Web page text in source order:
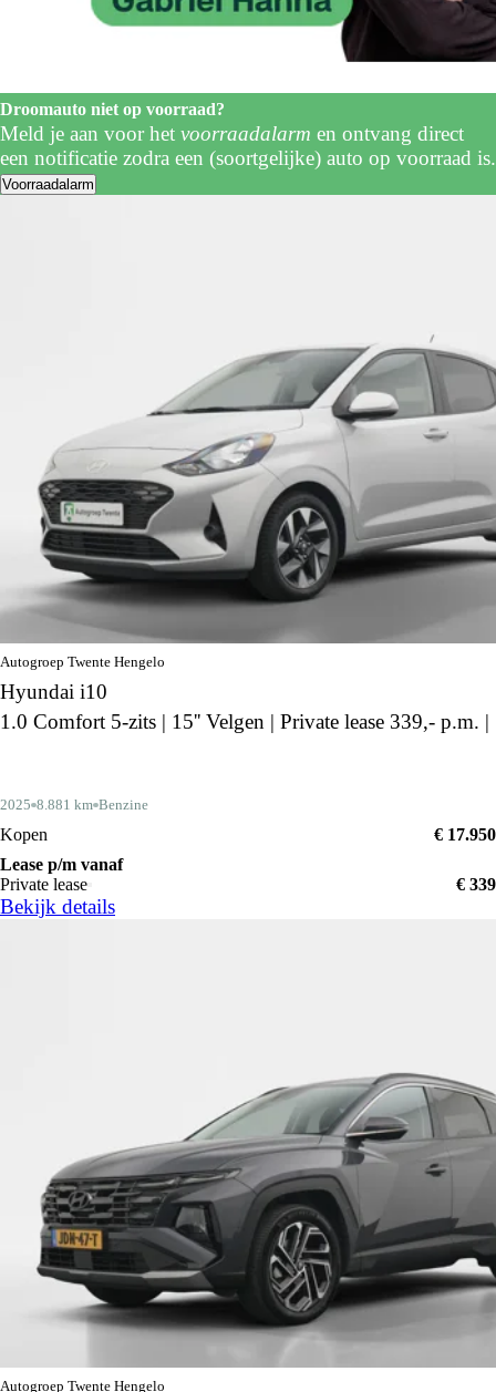
Droomauto niet op voorraad?
Meld je aan voor het voorraadalarm en ontvang direct
een notificatie zodra een (soortgelijke) auto op voorraad is.
Voorraadalarm
Autogroep Twente Hengelo
Hyundai i10
1.0 Comfort 5-zits | 15'' Velgen | Private lease 339,- p.m. |
2025 8.881 km Benzine
Kopen
€ 17.950
Lease p/m vanaf
Private lease
€ 339
Bekijk details
Autogroep Twente Hengelo